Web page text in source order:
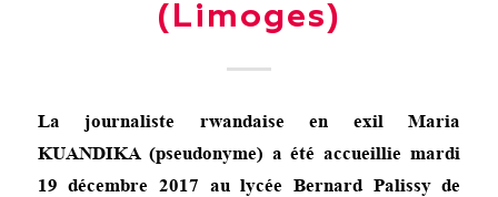
(Limoges)
La journaliste rwandaise en exil Maria
KUANDIKA (pseudonyme) a été accueillie mardi
19 décembre 2017 au lycée Bernard Palissy de